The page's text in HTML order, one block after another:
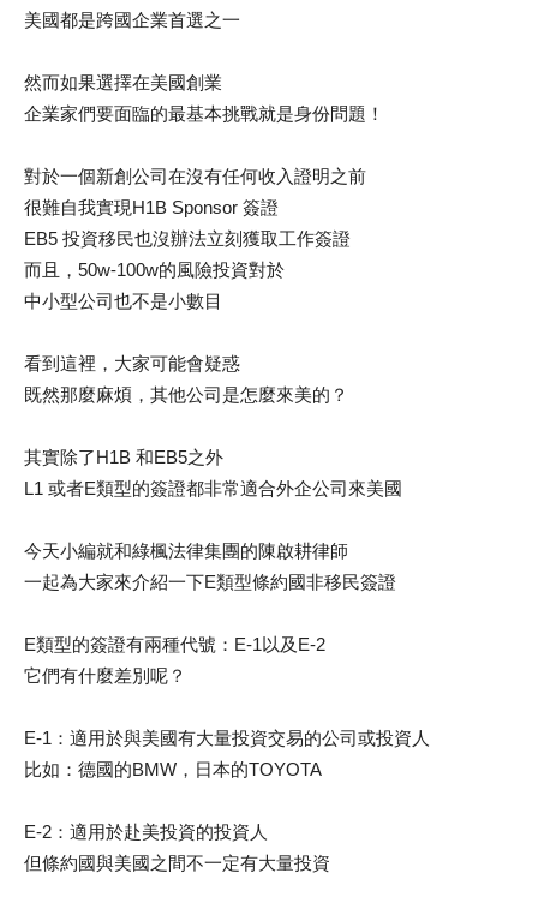
美國都是跨國企業首選之一
然而如果選擇在美國創業
企業家們要面臨的最基本挑戰就是身份問題！
對於一個新創公司在沒有任何收入證明之前
很難自我實現H1B Sponsor 簽證
EB5 投資移民也沒辦法立刻獲取工作簽證
而且，50w-100w的風險投資對於
中小型公司也不是小數目
看到這裡，大家可能會疑惑
既然那麼麻煩，其他公司是怎麼來美的？
其實除了H1B 和EB5之外
L1 或者E類型的簽證都非常適合外企公司來美國
今天小編就和綠楓法律集團的陳啟耕律師
一起為大家來介紹一下E類型條約國非移民簽證
E類型的簽證有兩種代號：E-1以及E-2
它們有什麼差別呢？
E-1：適用於與美國有大量投資交易的公司或投資人
比如：德國的BMW，日本的TOYOTA
E-2：適用於赴美投資的投資人
但條約國與美國之間不一定有大量投資